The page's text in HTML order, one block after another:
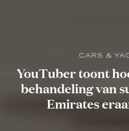
CARS &
YouTuber toont
behandeling van
Emirates